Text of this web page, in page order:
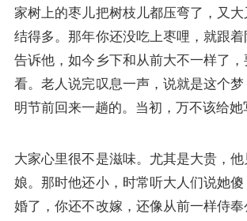
家树上的枣儿把树枝儿都压弯了，又
结得多。那年你还没吃上枣哩，就跟
告诉他，如今乡下和从前大不一样了
看。老人说完叹息一声，说就是这个
明节前回来一趟的。当初，万不该给
大家心里很不是滋味。尤其是大贵，
娘。那时他还小，时常听大人们说她
婚了，你还不改嫁，还像从前一样侍